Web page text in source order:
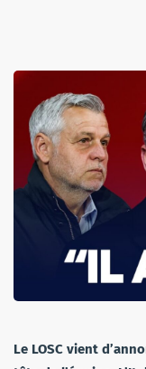
Le LOSC vient